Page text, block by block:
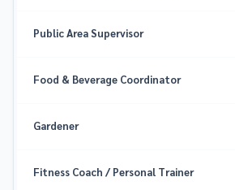
Public Area Supervisor
Food & Beverage Coordinator
Gardener
Fitness Coach / Personal Trainer